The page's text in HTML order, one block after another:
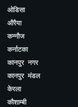
ओडिसा
औरैया
कन्नौज
कर्नाटका
कानपुर नगर
कानपुर मंडल
केरला
कौशाम्बी